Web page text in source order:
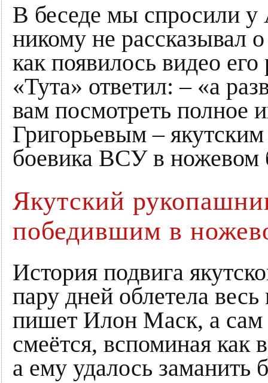
В беседе мы спросили
никому не рассказывал
как появилось видео
«Тута» ответил: – «а
вам посмотреть полное
Григорьевым –
боевика ВСУ в ножевом
Якутский
победившим в
История подвига
пару дней облетела
пишет Илон Маск, а сам
смеётся, вспоминая как
а ему удалось заманить